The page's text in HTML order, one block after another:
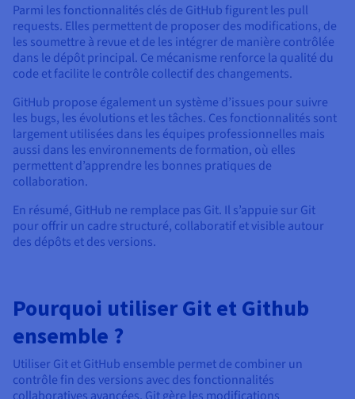
Parmi les fonctionnalités clés de GitHub figurent les pull
requests. Elles permettent de proposer des modifications, de
les soumettre à revue et de les intégrer de manière contrôlée
dans le dépôt principal. Ce mécanisme renforce la qualité du
code et facilite le contrôle collectif des changements.
GitHub propose également un système d’issues pour suivre
les bugs, les évolutions et les tâches. Ces fonctionnalités sont
largement utilisées dans les équipes professionnelles mais
aussi dans les environnements de formation, où elles
permettent d’apprendre les bonnes pratiques de
collaboration.
En résumé, GitHub ne remplace pas Git. Il s’appuie sur Git
pour offrir un cadre structuré, collaboratif et visible autour
des dépôts et des versions.
Pourquoi utiliser Git et Github
ensemble ?
Utiliser Git et GitHub ensemble permet de combiner un
contrôle fin des versions avec des fonctionnalités